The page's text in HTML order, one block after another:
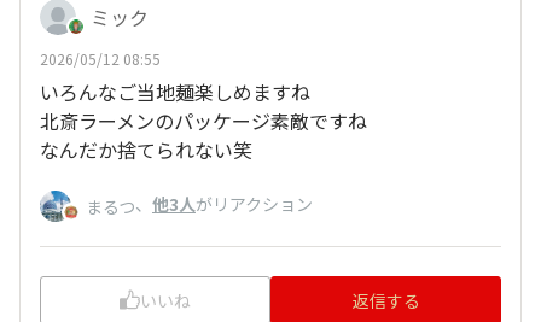
ミック
2026/05/12 08:55
いろんなご当地麺楽しめますね
北斎ラーメンのパッケージ素敵ですね
なんだか捨てられない笑
まるつ、 他3人がリアクション
いいね 返信する